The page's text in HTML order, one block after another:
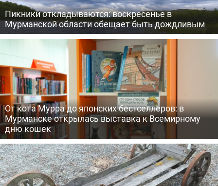
Пикники откладываются: воскресенье в
Мурманской области обещает быть дождливым
От кота Мурра до японских бестселлеров: в
Мурманске открылась выставка к Всемирному
дню кошек